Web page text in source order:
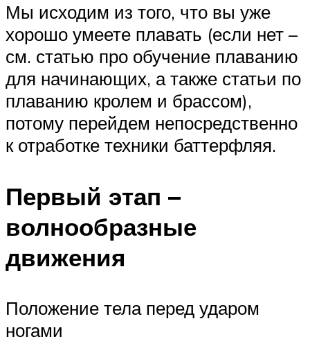
Мы исходим из того, что вы уже
хорошо умеете плавать (если нет –
см. статью про обучение плаванию
для начинающих, а также статьи по
плаванию кролем и брассом),
потому перейдем непосредственно
к отработке техники баттерфляя.
Первый этап –
волнообразные
движения
Положение тела перед ударом
ногами